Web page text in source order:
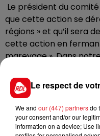
Le président du
que cette action se
régions » et qu’il sera
cette action en
mareyage ». Dans
Boulogne au Tréport
interdirait, en 2030,
drague. Des
pêcheurs boulonnais
Le respect de
We and our (447) partnersdo
your consent and/or our
information on a device; Use